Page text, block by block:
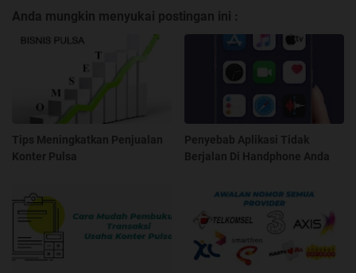
Anda mungkin menyukai postingan ini :
Tips Meningkatkan Penjualan
Konter Pulsa
Penyebab Aplikasi Tidak
Berjalan Di Handphone Anda